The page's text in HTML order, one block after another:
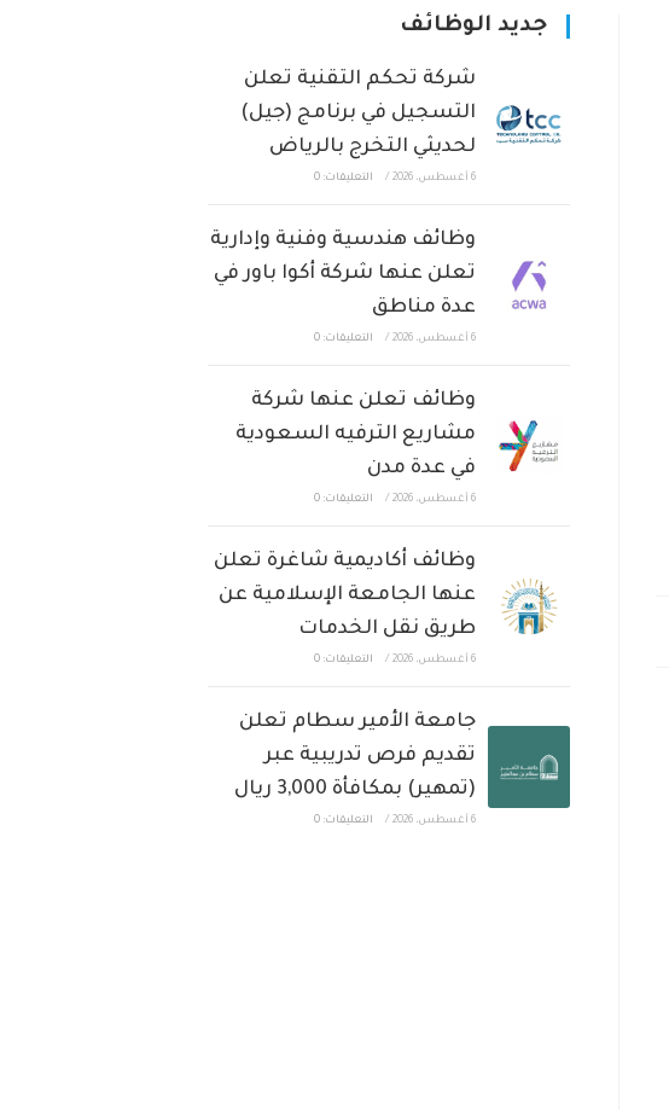
جديد الوظائف
شركة تحكم التقنية تعلن
التسجيل في برنامج (جيل)
لحديثي التخرج بالرياض
6 أغسطس، 2026 / التعليقات: 0
وظائف هندسية وفنية وإدارية
تعلن عنها شركة أكوا باور في
عدة مناطق
6 أغسطس، 2026 / التعليقات: 0
وظائف تعلن عنها شركة
مشاريع الترفيه السعودية
في عدة مدن
6 أغسطس، 2026 / التعليقات: 0
وظائف أكاديمية شاغرة تعلن
عنها الجامعة الإسلامية عن
طريق نقل الخدمات
6 أغسطس، 2026 / التعليقات: 0
جامعة الأمير سطام تعلن
تقديم فرص تدريبية عبر
(تمهير) بمكافأة 3,000 ريال
6 أغسطس، 2026 / التعليقات: 0